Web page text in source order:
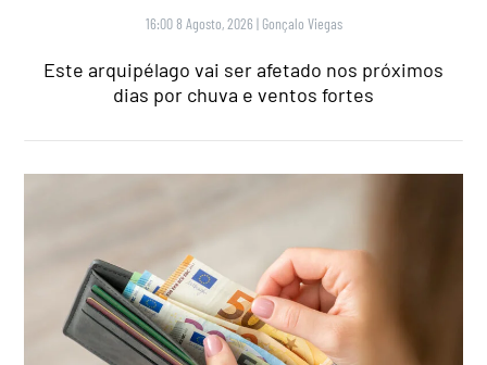
16:00 8 Agosto, 2026 | Gonçalo Viegas
Este arquipélago vai ser afetado nos próximos
dias por chuva e ventos fortes